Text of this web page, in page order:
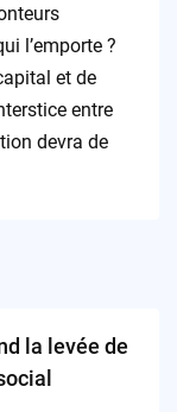
l’emporte ?
et de
entre
devra de
la levée de